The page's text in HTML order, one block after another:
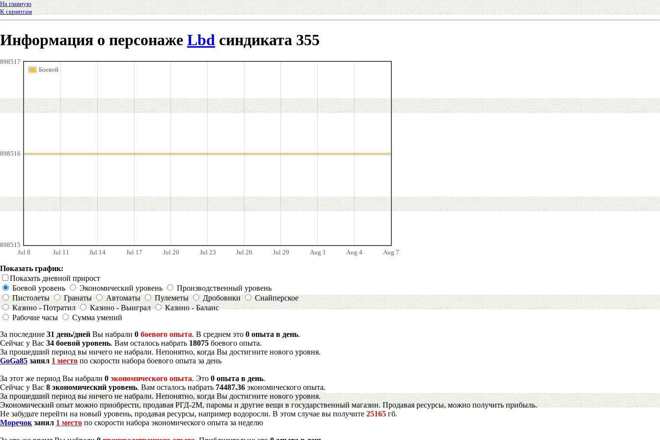
На главную
К скриптам
Информация о персонаже Lbd синдиката 355
Jul 8 Jul 11 Jul 14 Jul 17 Jul 20 Jul 23 Jul 26 Jul 29 Aug 1 Aug 4 Aug 7
898515
898516
898517
Боевой
Показать график:
Показать дневной прирост
Боевой уровень
Экономический уровень
Производственный уровень
Пистолеты
Гранаты Автоматы Пулеметы Дробовики
Снайперское
Казино - Потратил
Казино - Выиграл
Казино - Баланс
Рабочие часы
Сумма умений
За последние 31 день/дней Вы набрали 0 боевого опыта. В среднем это 0 опыта в день.
Сейчас у Вас 34 боевой уровень. Вам осталось набрать 18075 боевого опыта.
За прошедший период вы ничего не набрали. Непонятно, когда Вы достигните нового уровня.
GoGa85 занял 1 место по скорости набора боевого опыта за день
За этот же период Вы набрали 0 экономического опыта. Это 0 опыта в день.
Сейчас у Вас 8 экономический уровень. Вам осталось набрать 74487.36 экономического опыта.
За прошедший период вы ничего не набрали. Непонятно, когда Вы достигните нового уровня.
Экономический опыт можно приобрести, продавая РГД-2М, паромы и другие вещи в государственный магазин. Продавая ресурсы, можно получить прибыль.
Не забудьте перейти на новый уровень, продавая ресурсы, например водоросли. В этом случае вы получите 25165 гб.
Моречок занял 1 место по скорости набора экономического опыта за неделю